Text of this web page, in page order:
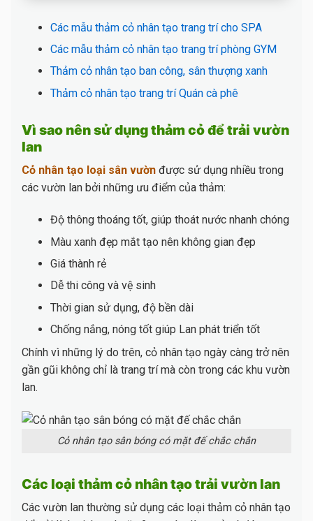
Các mẫu thảm cỏ nhân tạo trang trí cho SPA
Các mẫu thảm cỏ nhân tạo trang trí phòng GYM
Thảm cỏ nhân tạo ban công, sân thượng xanh
Thảm cỏ nhân tạo trang trí Quán cà phê
Vì sao nên sử dụng thảm cỏ để trải vườn
lan
Cỏ nhân tạo loại sân vườn được sử dụng nhiều trong
các vườn lan bởi những ưu điểm của thảm:
Độ thông thoáng tốt, giúp thoát nước nhanh chóng
Màu xanh đẹp mắt tạo nên không gian đẹp
Giá thành rẻ
Dễ thi công và vệ sinh
Thời gian sử dụng, độ bền dài
Chống nắng, nóng tốt giúp Lan phát triển tốt
Chính vì những lý do trên, cỏ nhân tạo ngày càng trở nên
gần gũi không chỉ là trang trí mà còn trong các khu vườn
lan.
Cỏ nhân tạo sân bóng có mặt đế chắc chắn
Các loại thảm cỏ nhân tạo trải vườn lan
Các vườn lan thường sử dụng các loại thảm cỏ nhân tạo